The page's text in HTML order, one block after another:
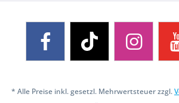
* Alle Preise inkl. gesetzl. Mehrwertsteuer zzgl.